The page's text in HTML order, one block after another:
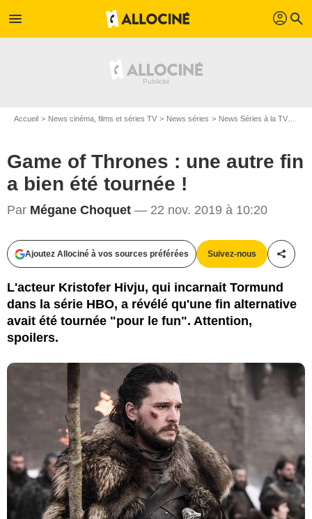
menu profil search
Accueil News cinéma, films et séries TV News séries News Séries à la TV
Game of Thrones : une autre fin
a bien été tournée !
Par Mégane Choquet — 22 nov. 2019 à 10:20
Ajoutez Allociné à vos sources préférées Suivez-nous
L'acteur Kristofer Hivju, qui incarnait Tormund
dans la série HBO, a révélé qu'une fin alternative
avait été tournée "pour le fun". Attention,
spoilers.